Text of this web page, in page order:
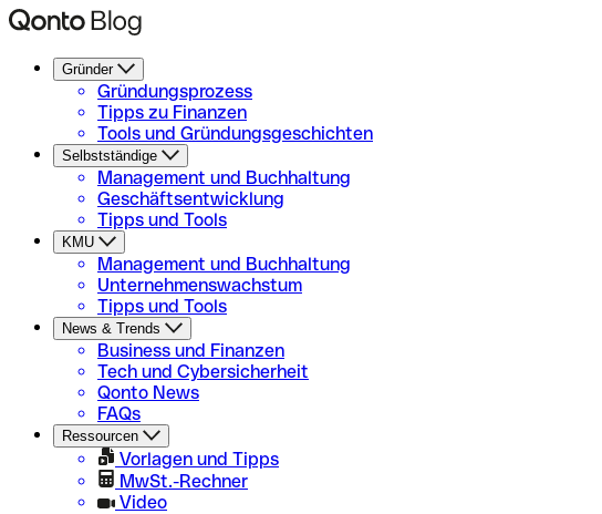
Gründer
Gründungsprozess
Tipps zu Finanzen
Tools und Gründungsgeschichten
Selbstständige
Management und Buchhaltung
Geschäftsentwicklung
Tipps und Tools
KMU
Management und Buchhaltung
Unternehmenswachstum
Tipps und Tools
News & Trends
Business und Finanzen
Tech und Cybersicherheit
Qonto News
FAQs
Ressourcen
Vorlagen und Tipps
MwSt.-Rechner
Video